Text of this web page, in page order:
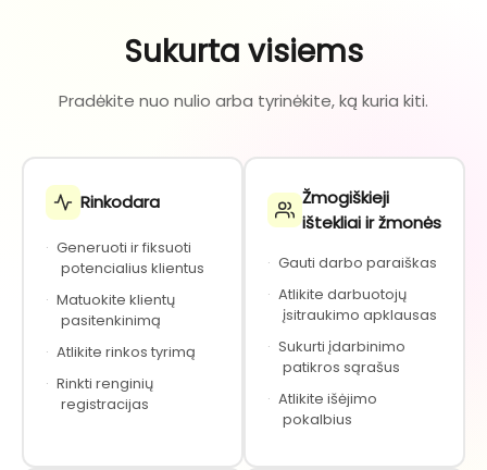
Sukurta visiems
Pradėkite nuo nulio arba tyrinėkite, ką kuria kiti.
Rinkodara
· Generuoti ir fiksuoti
potencialius klientus
· Matuokite klientų
pasitenkinimą
· Atlikite rinkos tyrimą
· Rinkti renginių
registracijas
Žmogiškieji
ištekliai ir žmonės
· Gauti darbo paraiškas
· Atlikite darbuotojų
įsitraukimo apklausas
· Sukurti įdarbinimo
patikros sąrašus
· Atlikite išėjimo
pokalbius